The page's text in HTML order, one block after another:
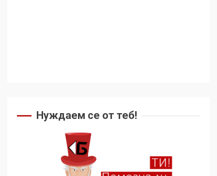
Нуждаем се от теб!